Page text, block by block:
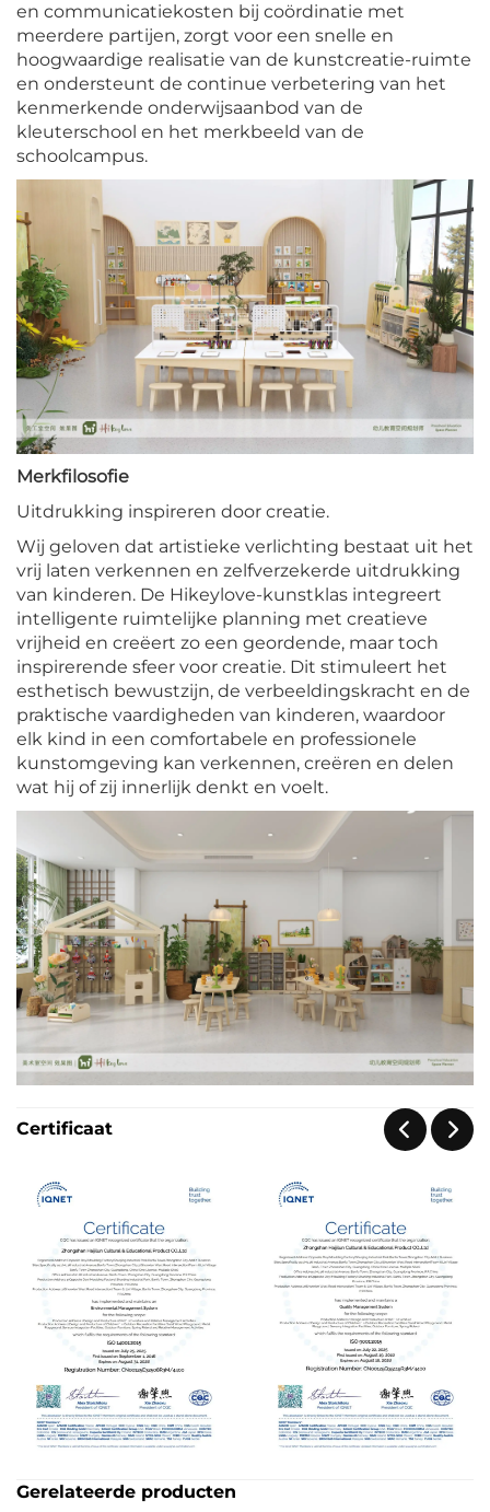
en communicatiekosten bij coördinatie met
meerdere partijen, zorgt voor een snelle en
hoogwaardige realisatie van de kunstcreatie-ruimte
en ondersteunt de continue verbetering van het
kenmerkende onderwijsaanbod van de
kleuterschool en het merkbeeld van de
schoolcampus.
Merkfilosofie
Uitdrukking inspireren door creatie.
Wij geloven dat artistieke verlichting bestaat uit het
vrij laten verkennen en zelfverzekerde uitdrukking
van kinderen. De Hikeylove-kunstklas integreert
intelligente ruimtelijke planning met creatieve
vrijheid en creëert zo een geordende, maar toch
inspirerende sfeer voor creatie. Dit stimuleert het
esthetisch bewustzijn, de verbeeldingskracht en de
praktische vaardigheden van kinderen, waardoor
elk kind in een comfortabele en professionele
kunstomgeving kan verkennen, creëren en delen
wat hij of zij innerlijk denkt en voelt.
Certificaat
Gerelateerde producten